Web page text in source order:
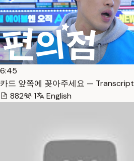
6:45
카드 앞쪽에 꽂아주세요 — Transcript
882
1 English